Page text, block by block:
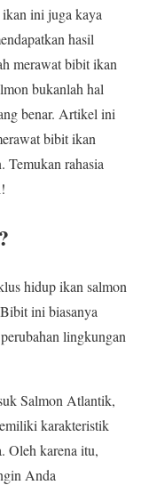
ini juga kaya
hasil
merawat bibit ikan
bukanlah hal
benar. Artikel ini
bibit ikan
Temukan rahasia
hidup ikan salmon
ini biasanya
lingkungan
Salmon Atlantik,
karakteristik
Oleh karena itu,
Anda